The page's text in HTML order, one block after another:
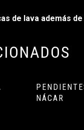
de lava además
NÁCAR